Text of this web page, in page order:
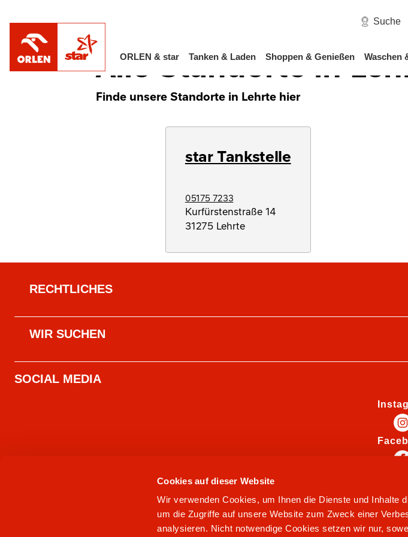
Cookies auf dieser Website
Wir verwenden Cookies, um Ihnen die Dienste und Inhalte
um die Zugriffe auf unsere Website zum Zweck einer
analysieren. Nicht notwendige Cookies setzen wir nur,
ORLEN & star Tanken & Laden Shoppen & Genießen Waschen
Suche
Alle Standorte in
Finde unsere Standorte in Lehrte hier
star Tankstelle
05175 7233
Kurfürstenstraße 14
31275Lehrte
RECHTLICHES
WIR SUCHEN
SOCIAL MEDIA